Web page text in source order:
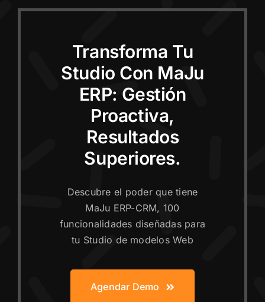
Transforma Tu
Studio Con MaJu
ERP: Gestión
Proactiva,
Resultados
Superiores.
Descubre el poder que tiene
MaJu ERP-CRM, 100
funcionalidades diseñadas para
tu Studio de modelos Web
Agendar Demo